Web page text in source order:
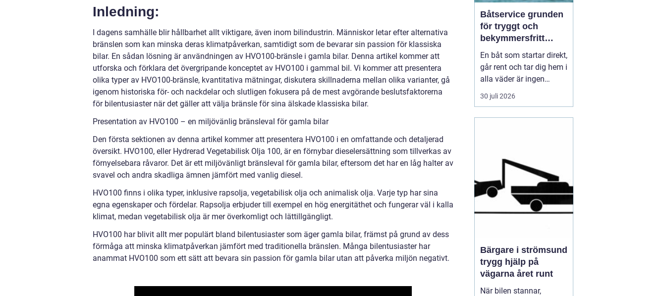
Inledning:
I dagens samhälle blir hållbarhet allt viktigare, även inom bilindustrin. Människor letar efter alternativa
bränslen som kan minska deras klimatpåverkan, samtidigt som de bevarar sin passion för klassiska
bilar. En sådan lösning är användningen av HVO100-bränsle i gamla bilar. Denna artikel kommer att
utforska och förklara det övergripande konceptet av HVO100 i gammal bil. Vi kommer att presentera
olika typer av HVO100-bränsle, kvantitativa mätningar, diskutera skillnaderna mellan olika varianter, gå
igenom historiska för- och nackdelar och slutligen fokusera på de mest avgörande beslutsfaktorerna
för bilentusiaster när det gäller att välja bränsle för sina älskade klassiska bilar.
Presentation av HVO100 – en miljövänlig bränsleval för gamla bilar
Den första sektionen av denna artikel kommer att presentera HVO100 i en omfattande och detaljerad
översikt. HVO100, eller Hydrerad Vegetabilisk Olja 100, är en förnybar dieselersättning som tillverkas av
förnyelsebara råvaror. Det är ett miljövänligt bränsleval för gamla bilar, eftersom det har en låg halter av
svavel och andra skadliga ämnen jämfört med vanlig diesel.
HVO100 finns i olika typer, inklusive rapsolja, vegetabilisk olja och animalisk olja. Varje typ har sina
egna egenskaper och fördelar. Rapsolja erbjuder till exempel en hög energitäthet och fungerar väl i kalla
klimat, medan vegetabilisk olja är mer överkomligt och lättillgängligt.
HVO100 har blivit allt mer populärt bland bilentusiaster som äger gamla bilar, främst på grund av dess
förmåga att minska klimatpåverkan jämfört med traditionella bränslen. Många bilentusiaster har
anammat HVO100 som ett sätt att bevara sin passion för gamla bilar utan att påverka miljön negativt.
Båtservice grunden
för tryggt och
bekymmersfritt
båtliv
En båt som startar direkt,
går rent och tar dig hem i
alla väder är ingen
slump. Bakom varje
problemfri båttur ligger
väntar tills något går
sönder, men den s...
30 juli 2026
Bärgare i strömsund
trygg hjälp på
vägarna året runt
När bilen stannar,